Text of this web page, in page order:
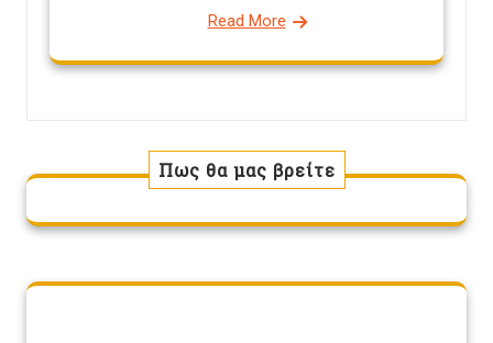
Read More
Πως θα μας βρείτε